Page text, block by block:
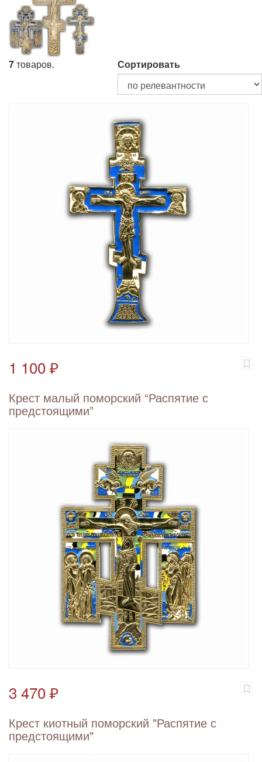
7товаров. Сортировать
1 100 ₽
Крест малый поморский “Распятие с
предстоящими”
3 470 ₽
Крест киотный поморский "Распятие с
предстоящими"